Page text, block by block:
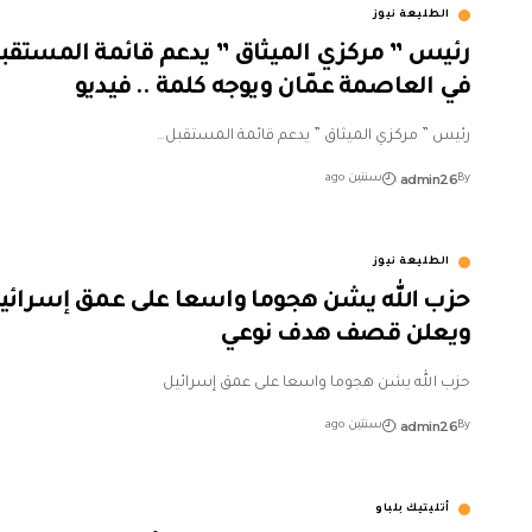
الطليعة نيوز
رئيس ” مركزي الميثاق ” يدعم قائمة
في العاصمة عمّان ويوجه كلمة .. فيديو
رئيس ” مركزي الميثاق ” يدعم قائمة المستقبل…
By
admin26 سنتين ago
الطليعة نيوز
حزب الله يشن هجوما واسعا على عمق
ويعلن قصف هدف نوعي
حزب الله يشن هجوما واسعا على عمق إسرائيل
By
admin26 سنتين ago
أتليتيك بلباو